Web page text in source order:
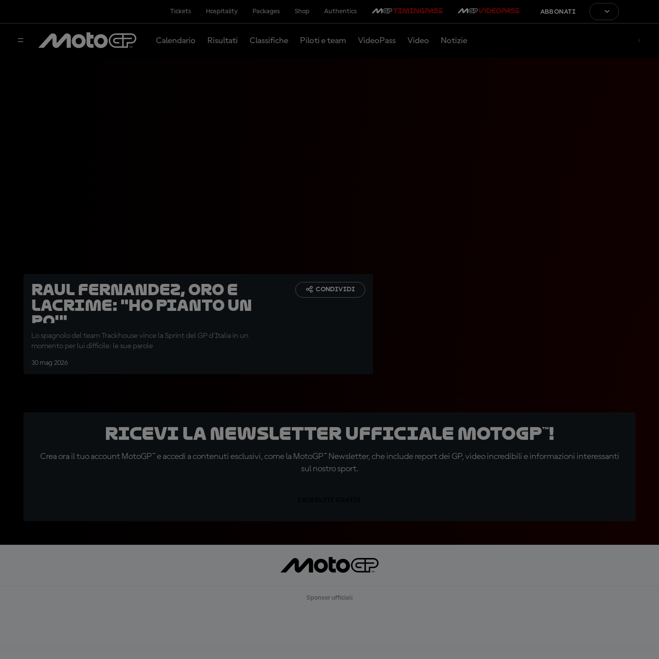
Tickets Hospitality Packages Shop Authentics ABBONATI
Calendario Risultati Classifiche Piloti e team VideoPass Video Notizie
Raul Fernandez, oro e
lacrime: "Ho pianto un
po'"
Lo spagnolo del team Trackhouse vince la Sprint del GP d'Italia in un
momento per lui difficile: le sue parole
30 mag 2026
CONDIVIDI
Ricevi la newsletter ufficiale MotoGP™!
Crea ora il tuo account MotoGP™ e accedi a contenuti esclusivi, come la MotoGP™ Newsletter, che include report dei GP, video incredibili e informazioni interessanti
sul nostro sport.
Sponsor ufficiali